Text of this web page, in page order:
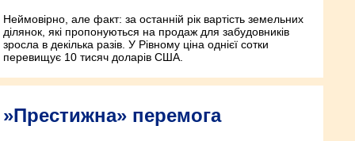
Неймовірно, але факт: за останній рік вартість земельних
ділянок, які пропонуються на продаж для забудовників
зросла в декілька разів. У Рівному ціна однієї сотки
перевищує 10 тисяч доларів США.
»Престижна» перемога